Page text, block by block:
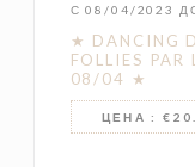
С 08/04/2023
★ DANCING
FOLLIES PAR
08/04 ★
ЦЕНА :